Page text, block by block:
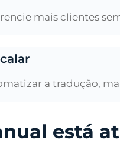
mais clientes
a tradução,
está